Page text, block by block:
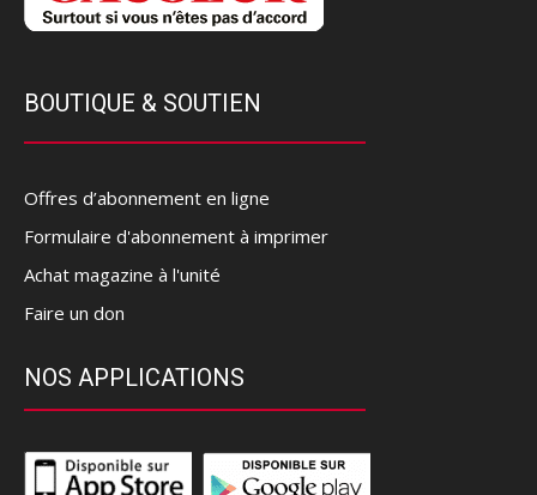
BOUTIQUE & SOUTIEN
Offres d’abonnement en ligne
Formulaire d'abonnement à imprimer
Achat magazine à l'unité
Faire un don
NOS APPLICATIONS